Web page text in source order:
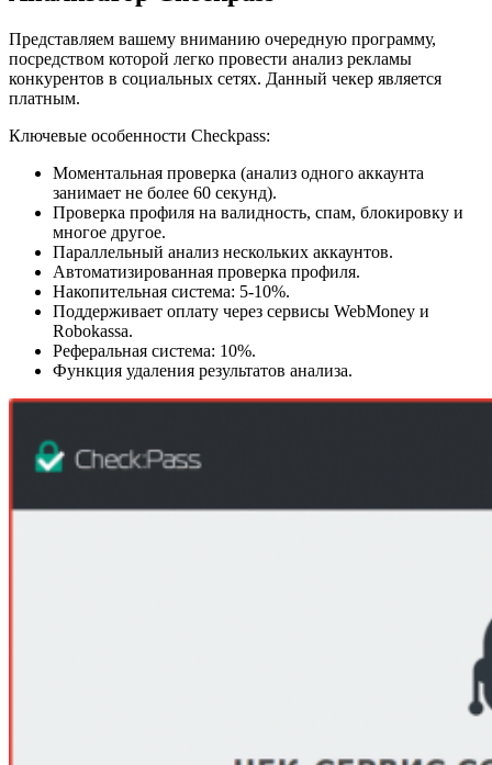
Представляем вашему вниманию очередную программу,
посредством которой легко провести анализ рекламы
конкурентов в социальных сетях. Данный чекер является
платным.
Ключевые особенности Checkpass:
Моментальная проверка (анализ одного аккаунта
занимает не более 60 секунд).
Проверка профиля на валидность, спам, блокировку и
многое другое.
Параллельный анализ нескольких аккаунтов.
Автоматизированная проверка профиля.
Накопительная система: 5-10%.
Поддерживает оплату через сервисы WebMoney и
Robokassa.
Реферальная система: 10%.
Функция удаления результатов анализа.